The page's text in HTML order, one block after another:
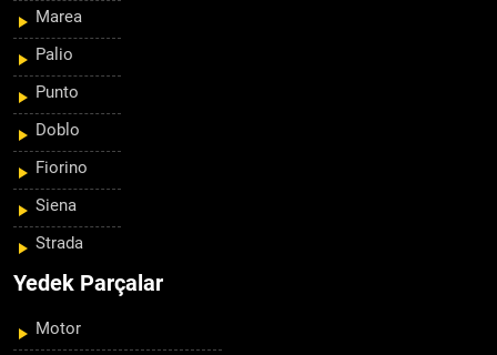
Marea
Palio
Punto
Doblo
Fiorino
Siena
Strada
Yedek Parçalar
Motor